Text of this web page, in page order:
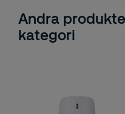
Andra
kategori